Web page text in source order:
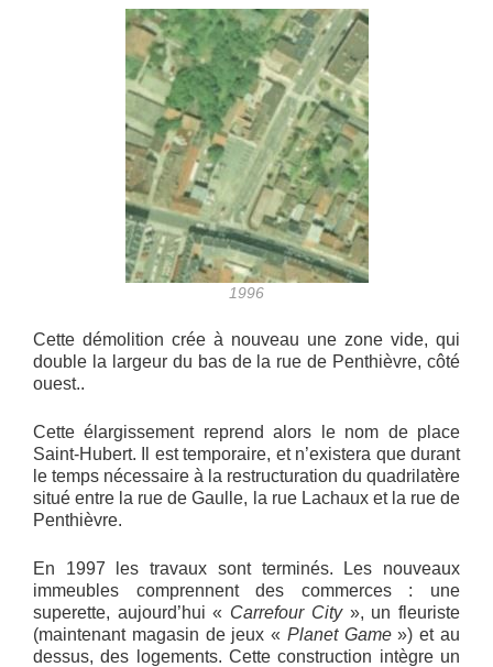
1996
Cette démolition crée à nouveau une zone vide, qui
double la largeur du bas de la rue de Penthièvre, côté
ouest..
Cette élargissement reprend alors le nom de place
Saint-Hubert. Il est temporaire, et n’existera que durant
le temps nécessaire à la restructuration du quadrilatère
situé entre la rue de Gaulle, la rue Lachaux et la rue de
Penthièvre.
En 1997 les travaux sont terminés. Les nouveaux
immeubles comprennent des commerces : une
superette, aujourd’hui « Carrefour City », un fleuriste
(maintenant magasin de jeux « Planet Game») et au
dessus, des logements. Cette construction intègre un